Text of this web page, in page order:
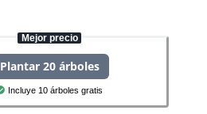
Mejor precio
Plantar 20 árboles
Incluye 10 árboles gratis